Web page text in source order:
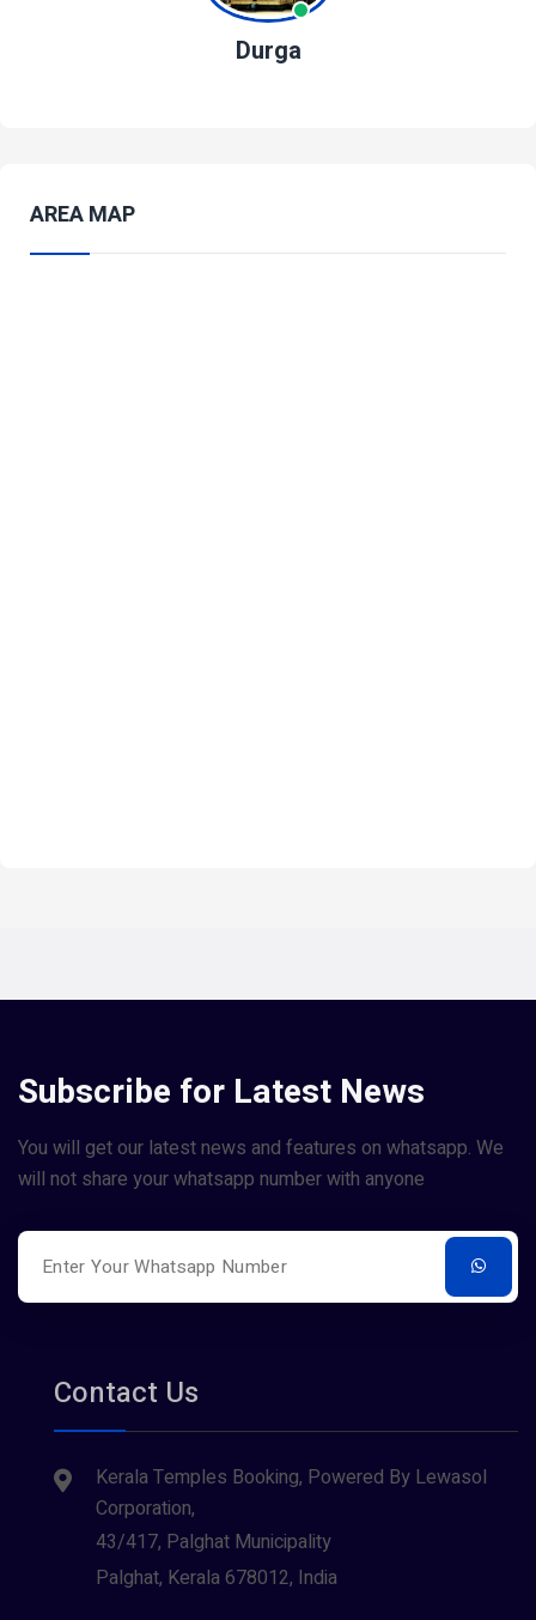
Durga
AREA MAP
Subscribe for Latest News
You will get our latest news and features on whatsapp. We
will not share your whatsapp number with anyone
Contact Us
Kerala Temples Booking, Powered By Lewasol
Corporation,
43/417, Palghat Municipality
Palghat, Kerala 678012, India